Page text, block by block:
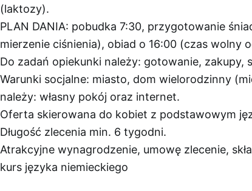
(laktozy).
PLAN DANIA: pobudka 7:30, przygotowanie
mierzenie ciśnienia), obiad o 16:00 (czas wolny
Do zadań opiekunki należy: gotowanie,
Warunki socjalne: miasto, dom wielorodzinny
należy: własny pokój oraz internet.
Oferta skierowana do kobiet z podstawowym
Długość zlecenia min. 6 tygodni.
Atrakcyjne wynagrodzenie, umowę zlecenie,
kurs języka niemieckiego